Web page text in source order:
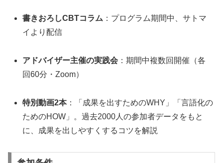
書きおろしCBTコラム ：プログラム期間中、サトマ
イより配信
アドバイザー主催の実践会 ：期間中複数回開催（各
回60分・Zoom）
特別動画2本：「成果を出すためのWHY」「言語化の
ためのHOW」。過去2000人の参加者データをもと
に、成果を出しやすくするコツを解説